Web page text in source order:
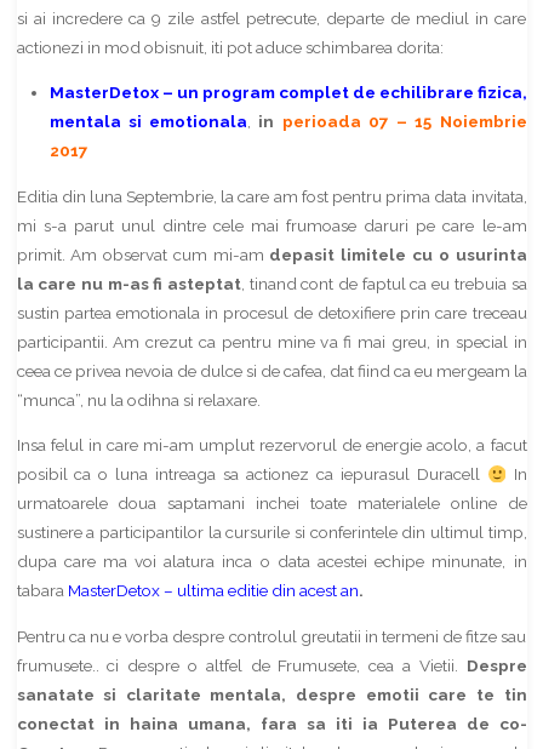
si ai incredere ca 9 zile astfel petrecute, departe de mediul in care
actionezi in mod obisnuit, iti pot aduce schimbarea dorita:
MasterDetox – un program complet de echilibrare fizica,
mentala si emotionala
in perioada 07 – 15 Noiembrie
2017
Editia din luna Septembrie, la care am fost pentru prima data invitata,
mi s-a parut unul dintre cele mai frumoase daruri pe care le-am
primit. Am observat cum mi-am depasit limitele cu o usurinta
la care nu m-as fi asteptat, tinand cont de faptul ca eu trebuia sa
sustin partea emotionala in procesul de detoxifiere prin care treceau
participantii. Am crezut ca pentru mine va fi mai greu, in special in
ceea ce privea nevoia de dulce si de cafea, dat fiind ca eu mergeam la
“munca”, nu la odihna si relaxare.
Insa felul in care mi-am umplut rezervorul de energie acolo, a facut
posibil ca o luna intreaga sa actionez ca iepurasul Duracell
In
urmatoarele doua saptamani inchei toate materialele online de
sustinere a participantilor la cursurile si conferintele din ultimul timp,
dupa care ma voi alatura inca o data acestei echipe minunate, in
tabara MasterDetox – ultima editie din acest an.
Pentru ca nu e vorba despre controlul greutatii in termeni de fitze sau
frumusete.. ci despre o altfel de Frumusete, cea a Vietii. Despre
sanatate si claritate mentala, despre emotii care te tin
conectat in haina umana, fara sa iti ia Puterea de co-